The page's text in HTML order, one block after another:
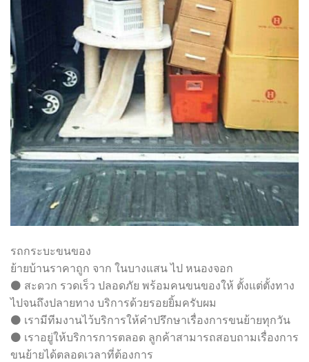
รถกระบะขนของ
ย้ายบ้านราคาถูก จาก ในบางแสน ไป หนองจอก
⚫ สะดวก รวดเร็ว ปลอดภัย พร้อมคนขนของให้ ตั้งแต่ตั้งทาง
ไปจนถึงปลายทาง บริการด้วยรอยยิ้มครับผม
⚫ เรามีทีมงานไว้บริการให้คำปรึกษาเรื่องการขนย้ายทุกวัน
⚫ เราอยู่ให้บริการการตลอด ลูกค้าสามารถสอบถามเรื่องการ
ขนย้ายได้ตลอดเวลาที่ต้องการ